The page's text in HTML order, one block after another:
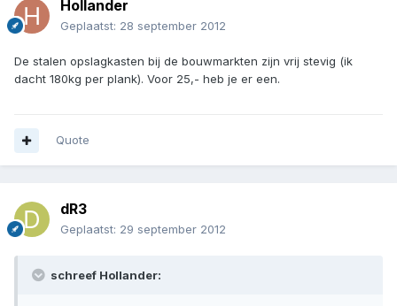
Hollander
Geplaatst: 28 september 2012
De stalen opslagkasten bij de bouwmarkten zijn vrij stevig (ik
dacht 180kg per plank). Voor 25,- heb je er een.
Quote
dR3
Geplaatst: 29 september 2012
schreef Hollander: